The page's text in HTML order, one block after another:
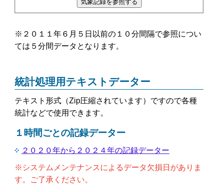
※２０１１年６月５日以前の１０分間隔で参照につい
ては５分間データとなります。
統計処理用テキストデーター
テキスト形式（Zip圧縮されています）ですので各種
統計などで使用できます。
１時間ごとの記録データー
２０２０年から２０２４年の記録データー
※システムメンテナンスによるデータ欠損日がありま
す。ご了承ください。